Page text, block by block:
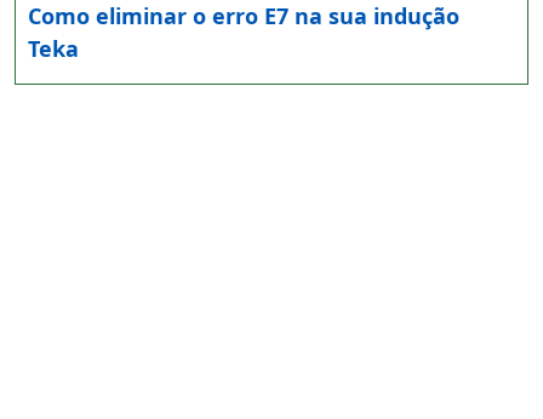
Como eliminar o erro E7 na sua indução
Teka